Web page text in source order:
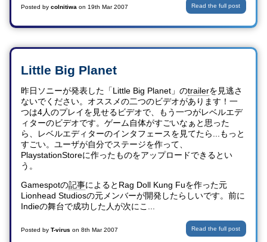
Posted bycolnitiwa on19th Mar 2007 Read the full post
Little Big Planet
昨日ソニーが発表した「Little Big Planet」のtrailerを見逃さ
ないでください。オススメの二つのビデオがあります！一
つは4人のプレイを見せるビデオで、もう一つがレベルエデ
ィターのビデオです。ゲーム自体がすごいなぁと思った
ら、レベルエディターのインタフェースを見てたら...もっと
すごい。ユーザが自分でステージを作って、
PlaystationStoreに作ったものをアップロードできるとい
う。
Gamespotの記事によるとRag Doll Kung Fuを作った元
Lionhead Studiosの元メンバーが開発したらしいです。前に
Indieの舞台で成功した人が次にこ...
Posted byT-virus on8th Mar 2007 Read the full post